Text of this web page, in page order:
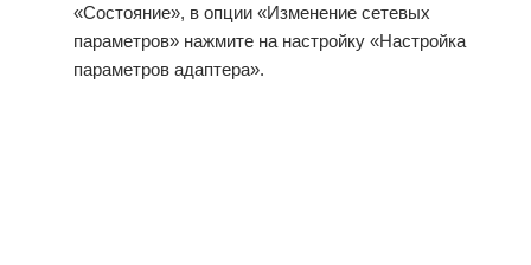
«Состояние», в опции «Изменение сетевых
параметров» нажмите на настройку «Настройка
параметров адаптера».